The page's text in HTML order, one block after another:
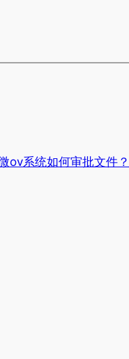
ov系统如何审批文件？